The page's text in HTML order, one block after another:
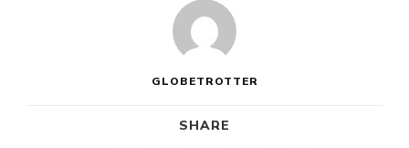
GLOBETROTTER
SHARE